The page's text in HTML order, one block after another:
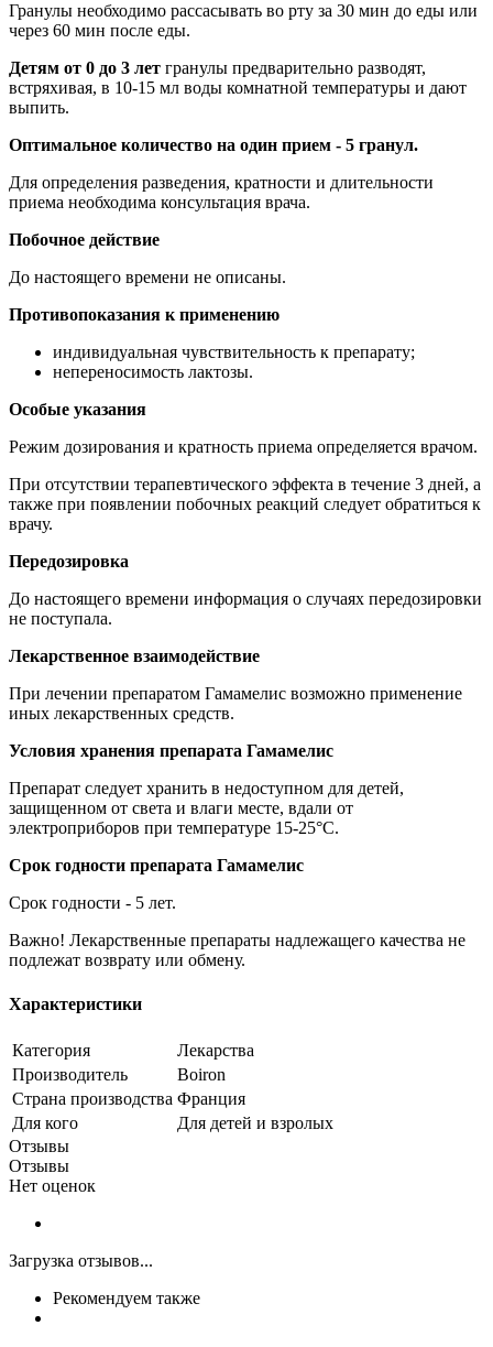
Гранулы необходимо рассасывать во рту за 30 мин до еды или
через 60 мин после еды.
Детям от 0 до 3 лет гранулы предварительно разводят,
встряхивая, в 10-15 мл воды комнатной температуры и дают
выпить.
Оптимальное количество на один прием - 5 гранул.
Для определения разведения, кратности и длительности
приема необходима консультация врача.
Побочное действие
До настоящего времени не описаны.
Противопоказания к применению
индивидуальная чувствительность к препарату;
непереносимость лактозы.
Особые указания
Режим дозирования и кратность приема определяется врачом.
При отсутствии терапевтического эффекта в течение 3 дней, а
также при появлении побочных реакций следует обратиться к
врачу.
Передозировка
До настоящего времени информация о случаях передозировки
не поступала.
Лекарственное взаимодействие
При лечении препаратом Гамамелис возможно применение
иных лекарственных средств.
Условия хранения препарата Гамамелис
Препарат следует хранить в недоступном для детей,
защищенном от света и влаги месте, вдали от
электроприборов при температуре 15-25°C.
Срок годности препарата Гамамелис
Срок годности - 5 лет.
Важно! Лекарственные препараты надлежащего качества не
подлежат возврату или обмену.
Характеристики
Категория
Лекарства
Производитель
Boiron
Страна производства Франция
Для кого
Для детей и взролых
Отзывы
Отзывы
Нет оценок
Загрузка отзывов...
Рекомендуем также